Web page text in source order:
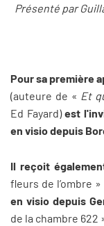
Présenté par
Pour sa première
(auteure de « Et
Ed Fayard)est
en visio depuis
Il reçoit
fleurs de l’ombre
en visio depuis
de la chambre 622